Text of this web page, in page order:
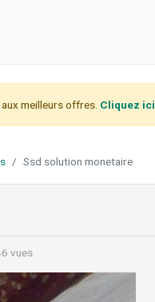
meilleurs offres. Cliquez ici
Ssd solution monetaire
vues